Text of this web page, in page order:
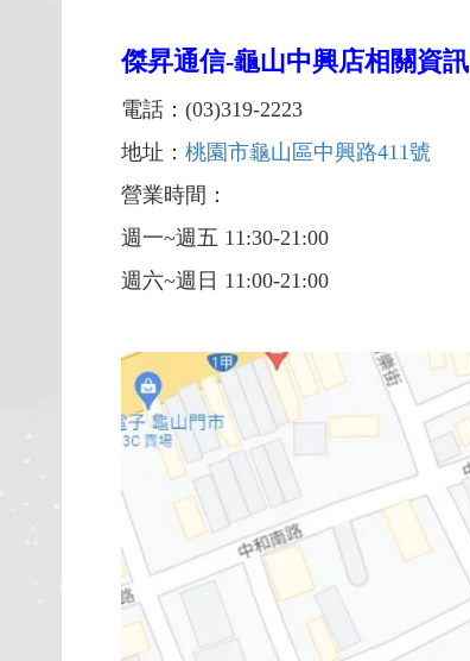
傑昇通信-龜山中興店相關資訊
電話：(03)319-2223
地址： 桃園市龜山區中興路411號
營業時間：
週一~週五 11:30-21:00
週六~週日 11:00-21:00